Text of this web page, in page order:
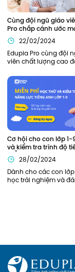
Cùng đội ngũ giáo
Pro chắp cánh ước
phục tiếng Anh
22/02/2024
Edupia Pro cùng đội
viên chất lượng cao
em Việt Nam hiện
mơ giỏi tiếng Anh
xứ.
Cơ hội cho con lớp
và kiểm tra trình độ
MIỄN PHÍ
28/02/2024
Dành cho các con
học trải nghiệm và
cô giỏi của Edupia Pro
Tutor). Chương trình
miễn phí vì vậy ba